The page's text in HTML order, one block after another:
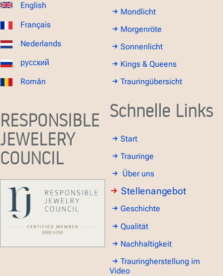
English
Français
Nederlands
русский
Român
RESPONSIBLE
JEWELERY
COUNCIL
Mondlicht
Morgenröte
Sonnenlicht
Kings & Queens
Trauringübersicht
Schnelle Links
Start
Trauringe
Über uns
Stellenangebot
Geschichte
Qualität
Nachhaltigkeit
Trauringherstellung im
Video